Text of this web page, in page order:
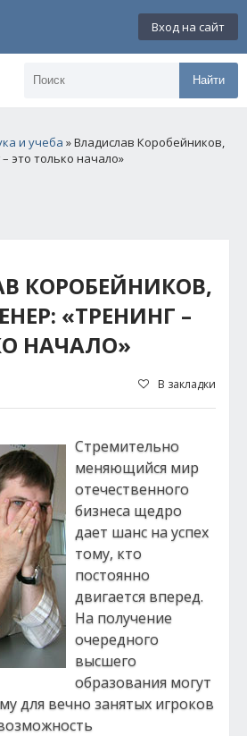
Вход на сайт
Найти
и учеба » Владислав Коробейников,
это только начало»
КОРОБЕЙНИКОВ,
«ТРЕНИНГ –
НАЧАЛО»
В закладки
Стремительно
меняющийся мир
отечественного
бизнеса щедро
дает шанс на успех
тому, кто
постоянно
двигается вперед.
На получение
очередного
высшего
образования могут
для вечно занятых игроков